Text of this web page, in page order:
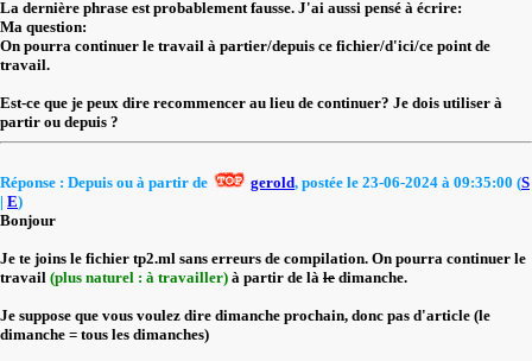
La dernière phrase est probablement fausse. J'ai aussi pensé à écrire:
Ma question:
On pourra continuer le travail à partier/depuis ce fichier/d'ici/ce point de
travail.
Est-ce que je peux dire recommencer au lieu de continuer? Je dois utiliser à
partir ou depuis ?
Réponse : Depuis ou à partir de gerold, postée le 23-06-2024 à 09:35:00 (S
| E)
Bonjour
Je te joins le fichier tp2.ml sans erreurs de compilation. On pourra continuer le
travail (plus naturel : à travailler) à partir de là le dimanche.
Je suppose que vous voulez dire dimanche prochain, donc pas d'article (le
dimanche = tous les dimanches)